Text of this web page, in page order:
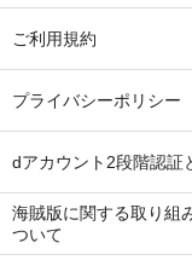
ご利用規約
プライバシーポリシー
dアカウント2段階認証
海賊版に関する取り組
ついて